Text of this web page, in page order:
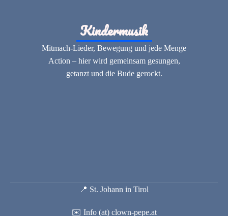
Kindermusik
Mitmach-Lieder, Bewegung und jede Menge
Action – hier wird gemeinsam gesungen,
getanzt und die Bude gerockt.
📍 St. Johann in Tirol
✉️ Info (at) clown-pepe.at